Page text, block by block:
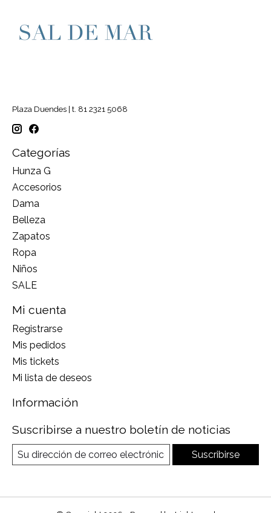
Plaza Duendes | t. 81 2321 5068
Categorías
Hunza G
Accesorios
Dama
Belleza
Zapatos
Ropa
Niños
SALE
Mi cuenta
Registrarse
Mis pedidos
Mis tickets
Mi lista de deseos
Información
Suscribirse a nuestro boletín de noticias
Suscribirse